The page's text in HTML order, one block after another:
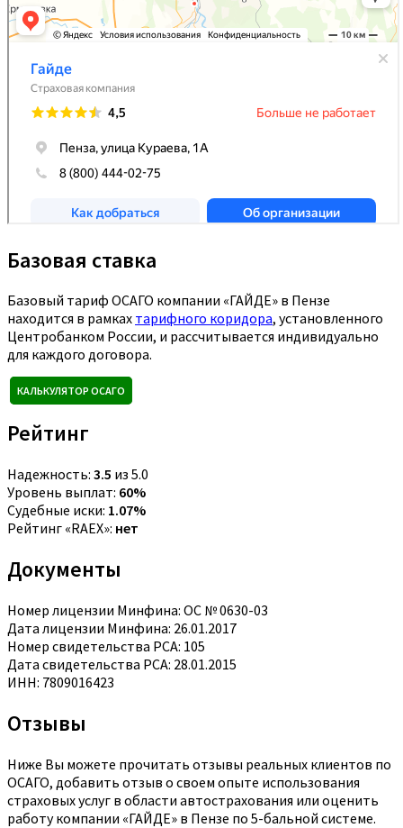
Базовая ставка
Базовый тариф ОСАГО компании «ГАЙДЕ» в Пензе
находится в рамках тарифного коридора, установленного
Центробанком России, и рассчитывается индивидуально
для каждого договора.
КАЛЬКУЛЯТОР ОСАГО
Рейтинг
Надежность: 3.5 из 5.0
Уровень выплат: 60%
Судебные иски: 1.07%
Рейтинг «RAEX»: нет
Документы
Номер лицензии Минфина: ОС № 0630-03
Дата лицензии Минфина: 26.01.2017
Номер свидетельства РСА: 105
Дата свидетельства РСА: 28.01.2015
ИНН: 7809016423
Отзывы
Ниже Вы можете прочитать отзывы реальных клиентов по
ОСАГО, добавить отзыв о своем опыте использования
страховых услуг в области автострахования или оценить
работу компании «ГАЙДЕ» в Пензе по 5-бальной системе.